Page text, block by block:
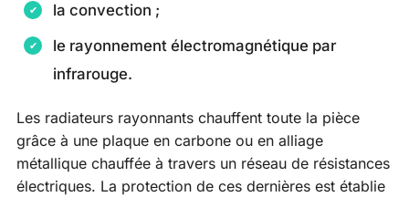
la convection ;
le rayonnement électromagnétique par
infrarouge.
Les radiateurs rayonnants chauffent toute la pièce
grâce à une plaque en carbone ou en alliage
métallique chauffée à travers un réseau de résistances
électriques. La protection de ces dernières est établie